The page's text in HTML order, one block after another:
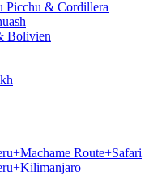
Picchu & Cordillera
Bolivien
Route+Safari